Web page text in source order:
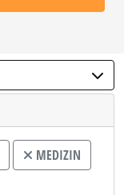
MEDIZIN